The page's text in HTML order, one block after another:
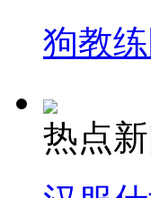
狗教
热点